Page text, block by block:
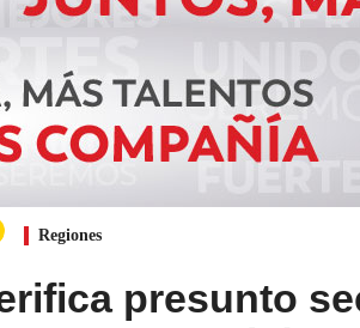
Regiones
presunto